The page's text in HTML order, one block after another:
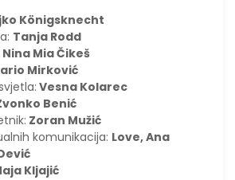
Königsknecht
Tanja Rodd
Nina Mia Čikeš
Mirković
Vesna Kolarec
Benić
Zoran Mužić
komunikacija: Love, Ana
Kljajić